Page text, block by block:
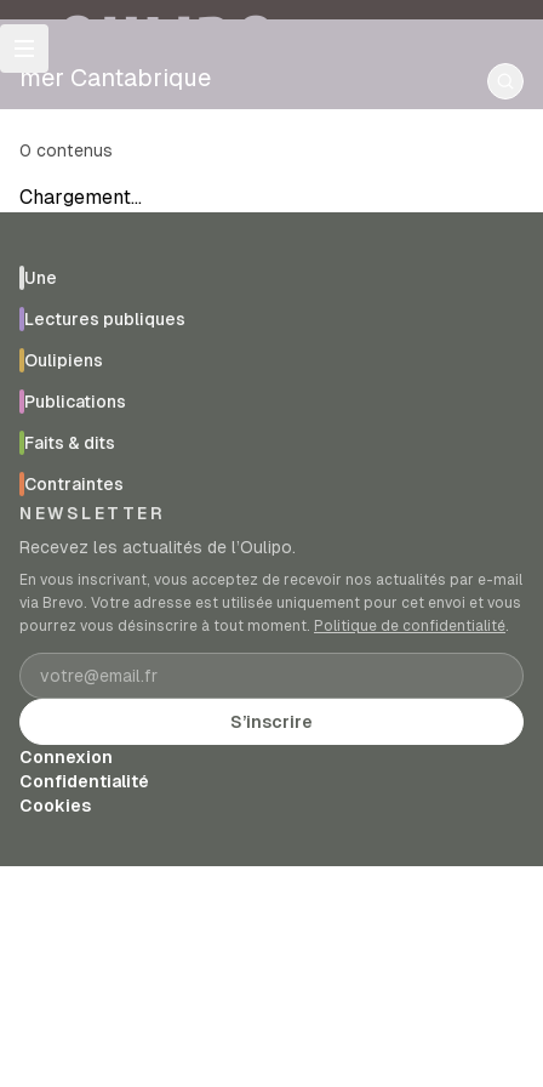
OULIPO
mer Cantabrique
0 contenus
Chargement…
Une
Lectures publiques
Oulipiens
Publications
Faits & dits
Contraintes
NEWSLETTER
Recevez les actualités de l’Oulipo.
En vous inscrivant, vous acceptez de recevoir nos actualités par e-mail
via Brevo. Votre adresse est utilisée uniquement pour cet envoi et vous
pourrez vous désinscrire à tout moment. Politique de confidentialité.
Adresse e-mail
S’inscrire
Connexion
Confidentialité
Cookies